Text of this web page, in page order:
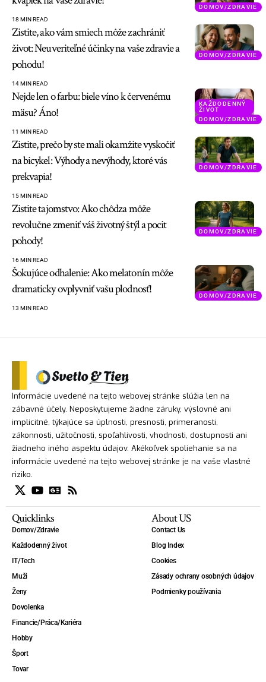
DOMOV/ZDRAVIE
18 MIN READ
DOMOV/ZDRAVIE
Zistite, ako vám smiech môže zachrániť
život: Neuveriteľné účinky na vaše zdravie a
pohodu!
14 MIN READ
KAŽDODENNÝ
ŽIVOT
DOMOV/ZDRAVIE
Nejde len o farbu: biele víno k červenému
mäsu? Áno!
11 MIN READ
DOMOV/ZDRAVIE
Zistite, prečo by ste mali okamžite vyskočiť
na bicykel: Výhody a nevýhody, ktoré vás
prekvapia!
15 MIN READ
DOMOV/ZDRAVIE
Zistite tajomstvo: Ako chôdza môže
revolučne zmeniť váš životný štýl a pocit
pohody!
16 MIN READ
DOMOV/ZDRAVIE
Šokujúce odhalenie: Ako melatonín môže
dramaticky ovplyvniť vašu plodnosť!
13 MIN READ
Informácie uvedené na tejto webovej stránke slúžia len na
zábavné účely. Neposkytujeme žiadne záruky, výslovné ani
implicitné, týkajúce sa úplnosti, presnosti, primeranosti,
zákonnosti, užitočnosti, spoľahlivosti, vhodnosti, dostupnosti ani
žiadneho iného aspektu údajov. Akékoľvek spoliehanie sa na
informácie uvedené na tejto webovej stránke je na vaše vlastné
riziko.
Quicklinks
Domov/Zdravie
Každodenný život
IT/Tech
Muži
Ženy
Dovolenka
Financie/Práca/Kariéra
Hobby
Šport
Tovar
About US
Contact Us
Blog Index
Cookies
Zásady ochrany osobných údajov
Podmienky používania